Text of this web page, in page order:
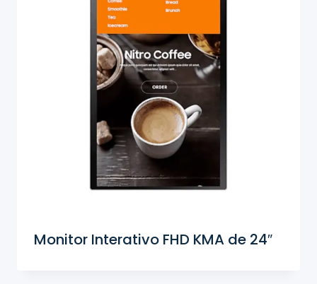
Monitor Interativo FHD KMA de 24″